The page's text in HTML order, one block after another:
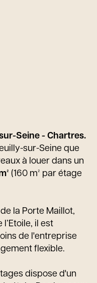
Seine - Chartres.
sur-Seine que
à louer dans un
(160 m² par étage
la Porte Maillot,
il est
de l'entreprise
flexible.
dispose d'un